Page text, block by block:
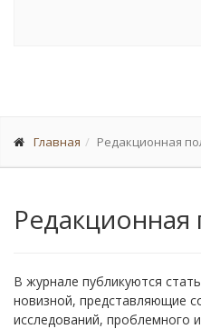
Главная Редакционная
Редакционная
В журнале публикуются
новизной, представляющие
исследований, проблемного